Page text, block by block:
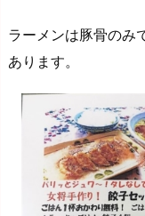
ラーメンは豚骨のみ
あります。